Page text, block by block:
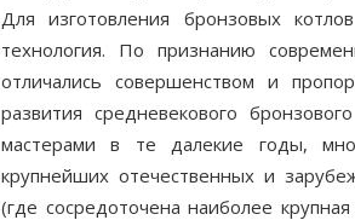
Для изготовления бронзовых
технология. По признанию
отличались совершен­ством и
развития средневекового
мастерами в те далекие годы,
крупнейших отечественных и
(где сосредоточена наиболее